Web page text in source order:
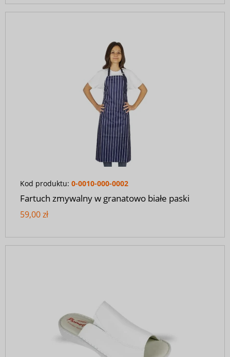
Kod produktu: 0-0010-000-0002
Fartuch zmywalny w granatowo białe paski
59,00 zł